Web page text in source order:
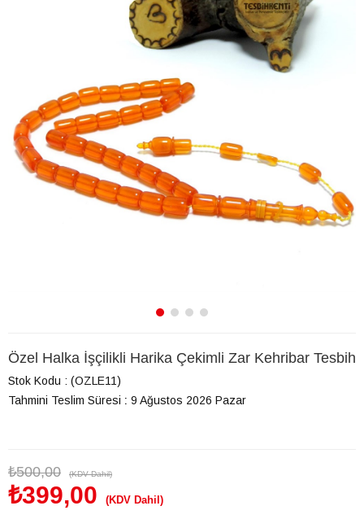
Özel Halka İşçilikli Harika Çekimli Zar Kehribar Tesbih
Stok Kodu
(OZLE11)
Tahmini Teslim Süresi : 9 Ağustos 2026 Pazar
₺500,00 (KDV Dahil)
₺399,00 (KDV Dahil)